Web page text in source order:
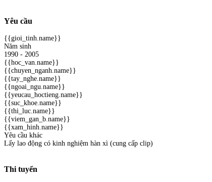
Yêu cầu
{{gioi_tinh.name}}
Năm sinh
1990 - 2005
{{hoc_van.name}}
{{chuyen_nganh.name}}
{{tay_nghe.name}}
{{ngoai_ngu.name}}
{{yeucau_hoctieng.name}}
{{suc_khoe.name}}
{{thi_luc.name}}
{{viem_gan_b.name}}
{{xam_hinh.name}}
Yêu cầu khác
Lấy lao động có kinh nghiệm hàn xì (cung cấp clip)
Thi tuyển